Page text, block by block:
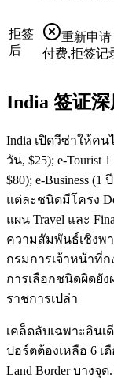
拒签
后
重新申请
付费,拒签记
India 签证
India เปิดวีซ่าให้คน
วัน, $25); e-Tourist
$80); e-Business (1
แต่ละชนิดมีโครง
แผน Travel และ
ความสัมพันธ์เชิงพ
กรมการเจ้าหน้าที่
การเลือกชนิดผิดยั
ราชการเปล่า
เคล็ดลับเฉพาะอินเ
ปอร์ตต้องเหลือ 6 เ
Land Border บางจุ